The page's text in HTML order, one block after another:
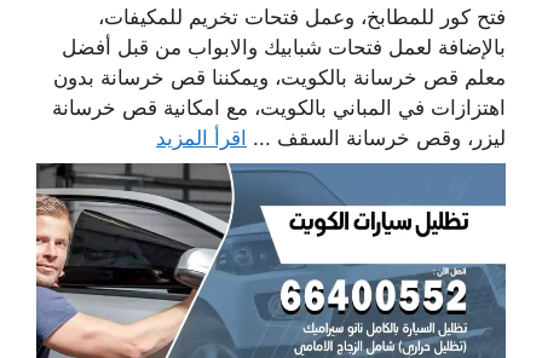
فتح كور للمطابخ، وعمل فتحات تخريم للمكيفات،
بالإضافة لعمل فتحات شبابيك والابواب من قبل أفضل
معلم قص خرسانة بالكويت، ويمكننا قص خرسانة بدون
اهتزازات في المباني بالكويت، مع امكانية قص خرسانة
ليزر، وقص خرسانة السقف ... اقرأ المزيد